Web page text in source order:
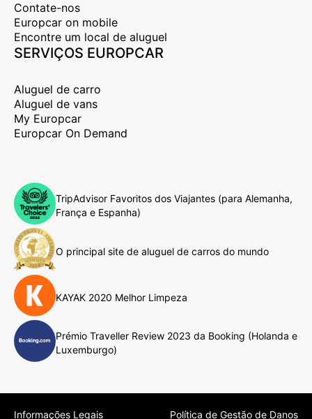
Contate-nos
Europcar on mobile
Encontre um local de aluguel
SERVIÇOS EUROPCAR
Aluguel de carro
Aluguel de vans
My Europcar
Europcar On Demand
TripAdvisor Favoritos dos Viajantes (para Alemanha,
França e Espanha)
O principal site de aluguel de carros do mundo
KAYAK 2020 Melhor Limpeza
Prémio Traveller Review 2023 da Booking (Holanda e
Luxemburgo)
Informações Legais Política de Gestão de Danos